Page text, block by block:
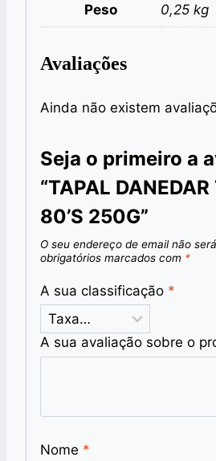
Peso 0,25 kg
Avaliações
Ainda não existem
Seja o primeiro a
“TAPAL
80’S 250G”
O seu endereço de email não
obrigatórios marcados com *
A sua classificação *
A sua avaliação sobre o
Nome *